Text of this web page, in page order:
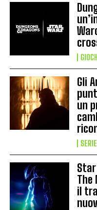
Gli
un
The
il